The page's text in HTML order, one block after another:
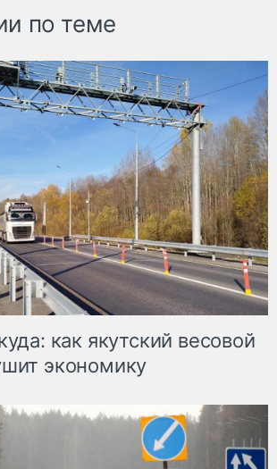
по теме
как якутский весовой
экономику